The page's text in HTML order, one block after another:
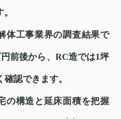
体工事業界の調査結果で
前後から、RC造では1坪
認できます。
の構造と延床面積を把握